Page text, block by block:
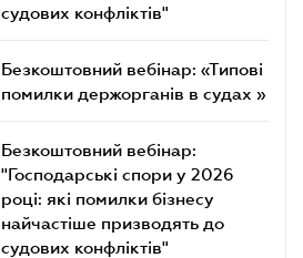
судових конфліктів"
Безкоштовний вебінар: «Типові
помилки держорганів в судах »
Безкоштовний вебінар:
"Господарські спори у 2026
році: які помилки бізнесу
найчастіше призводять до
судових конфліктів"